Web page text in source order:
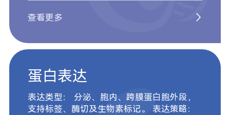
查看更多
蛋白表达
表达类型： 分泌、胞内、跨膜蛋白胞外段，
支持标签、酶切及生物素标记。 表达策略：